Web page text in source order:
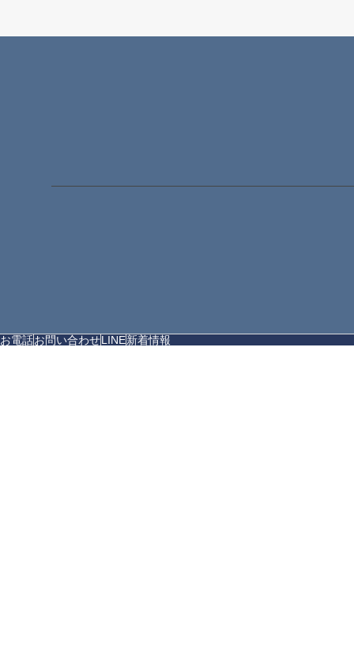
お電話お問い合わせLINE新着情報